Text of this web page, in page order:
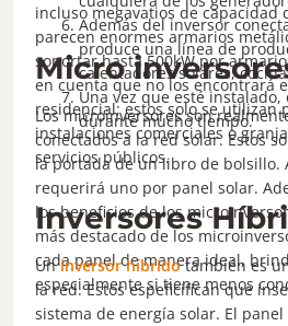
Además del inversor
produce una línea de
calentadores solares,
Una vez que esté
durante mucho tiempo.
incluso megavatios de capacidad
parecen enormes armarios
soportar hasta 500kW por
en cuenta que no los encontrará
residencial; estos solo se utilizan
instalaciones comerciales o
servicios públicos.
Micro
Los microinversores son
conectados a la red solar. Estos
la portada de un libro de bolsillo.
requerirá uno por panel solar.
los beneficios de los
más destacado de los
cada panel de manera ideal,
especialmente si tiene menos
Inversores
Uninversor híbridotambién es
la red. Estos espeficifican que
sistema de energía solar. El